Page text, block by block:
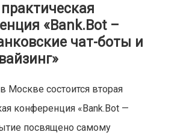
«Bank.Bot –
чат-боты и
Москве состоится вторая
конференция «Bank.Bot —
посвящено самому